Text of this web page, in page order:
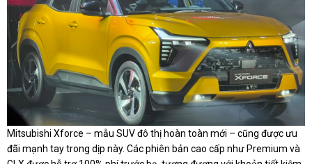
Mitsubishi Xforce – mẫu SUVđô thị hoàn toàn mới – cũng được ưu
đãi mạnh tay trong dịp này. Các phiên bản cao cấp như Premium và